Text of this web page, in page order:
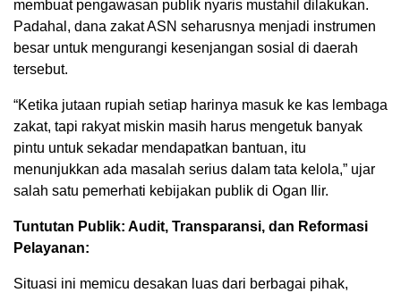
membuat pengawasan publik nyaris mustahil dilakukan.
Padahal, dana zakat ASN seharusnya menjadi instrumen
besar untuk mengurangi kesenjangan sosial di daerah
tersebut.
“Ketika jutaan rupiah setiap harinya masuk ke kas lembaga
zakat, tapi rakyat miskin masih harus mengetuk banyak
pintu untuk sekadar mendapatkan bantuan, itu
menunjukkan ada masalah serius dalam tata kelola,” ujar
salah satu pemerhati kebijakan publik di Ogan Ilir.
Tuntutan Publik: Audit, Transparansi, dan Reformasi
Pelayanan:
Situasi ini memicu desakan luas dari berbagai pihak,